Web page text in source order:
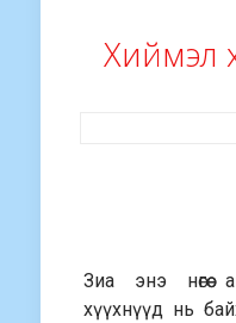
Хиймэл
Зиа энэ нөгөө
хүүхнүүд нь